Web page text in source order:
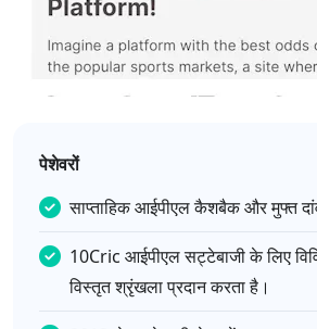
पेशेवरों
साप्ताहिक आईपीएल कैशबैक और मुफ्त
10Cric आईपीएल सट्टेबाजी के लिए
विस्तृत श्रृंखला प्रदान करता है।